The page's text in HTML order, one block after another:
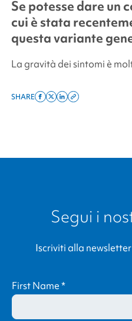
Se potesse dare un
cui è stata
questa variante
La gravità dei sintomi è
SHARE
ShareShareShareCopy
Segui i
Iscriviti alla
First Name*